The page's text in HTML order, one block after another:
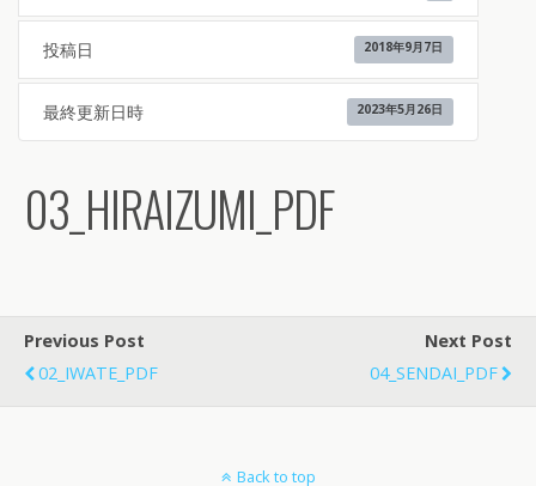
投稿日 2018年9月7日
最終更新日時 2023年5月26日
03_HIRAIZUMI_PDF
Previous Post
02_IWATE_PDF
Next Post
04_SENDAI_PDF
Back to top